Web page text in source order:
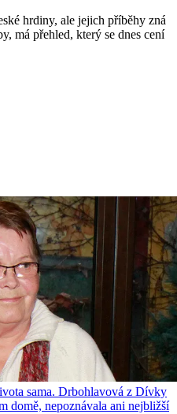
hrdiny, ale jejich příběhy zná
má přehled, který se dnes cení
sama. Drbohlavová z Dívky
domě, nepoznávala ani nejbližší